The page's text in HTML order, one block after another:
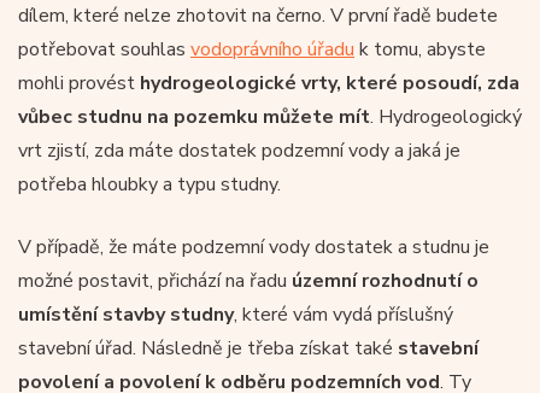
dílem, které nelze zhotovit na černo. V první řadě budete
potřebovat souhlas vodoprávního úřadu k tomu, abyste
mohli provést hydrogeologické vrty, které posoudí, zda
vůbec studnu na pozemku můžete mít. Hydrogeologický
vrt zjistí, zda máte dostatek podzemní vody a jaká je
potřeba hloubky a typu studny.
V případě, že máte podzemní vody dostatek a studnu je
možné postavit, přichází na řadu územní rozhodnutí o
umístění stavby studny, které vám vydá příslušný
stavební úřad. Následně je třeba získat také stavební
povolení a povolení k odběru podzemních vod. Ty